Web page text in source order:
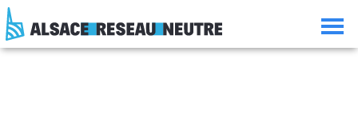
Aller
au
contenu
Aller
la
Aller
la
Consulter
le
plan